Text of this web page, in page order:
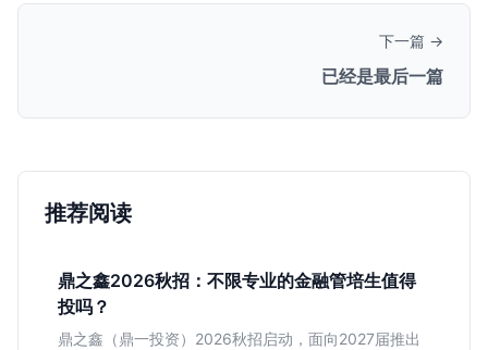
下一篇 →
已经是最后一篇
推荐阅读
鼎之鑫2026秋招：不限专业的金融管培生值得
投吗？
鼎之鑫（鼎一投资）2026秋招启动，面向2027届推出